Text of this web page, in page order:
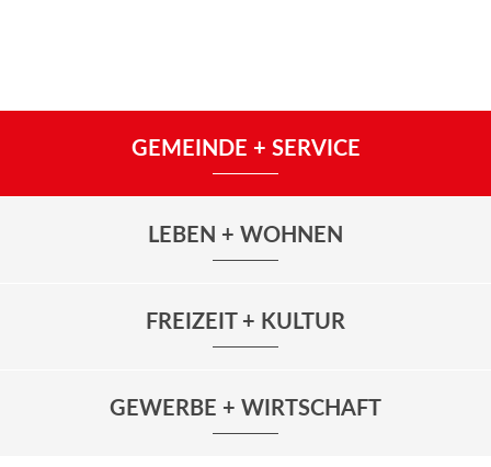
GEMEINDE + SERVICE
LEBEN + WOHNEN
FREIZEIT + KULTUR
GEWERBE + WIRTSCHAFT